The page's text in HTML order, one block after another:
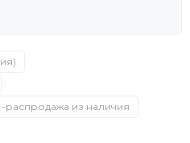
-распродажа из наличия